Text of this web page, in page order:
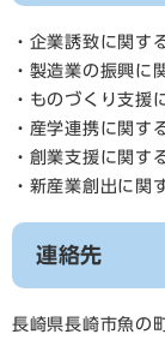
・企業誘致に関す
・製造業の振興に
・ものづくり支援
・産学連携に関す
・創業支援に関す
・新産業創出に関
連絡先
長崎県長崎市魚の